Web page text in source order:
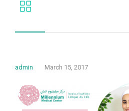

admin March 15, 2017